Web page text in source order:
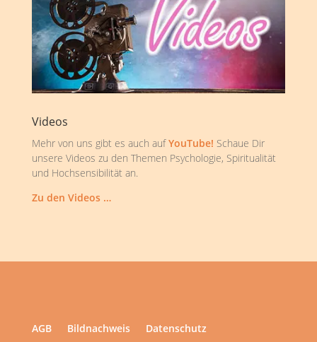
Videos
Mehr von uns gibt es auch aufYouTube! Schaue Dir
unsere Videos zu den Themen Psychologie, Spiritualität
und Hochsensibilität an.
Zu den Videos …
AGB Bildnachweis
Datenschutz